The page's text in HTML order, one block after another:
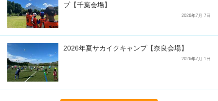
プ【千葉会場】
2026年7月 7日
2026年夏サカイクキャンプ【奈良会場】
2026年7月 1日